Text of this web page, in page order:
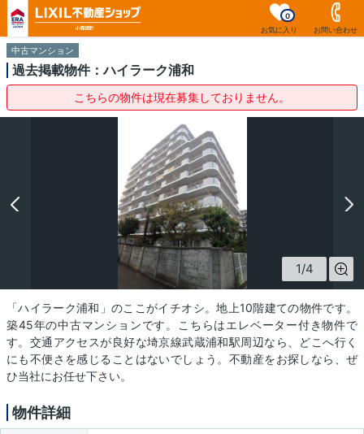
お気に入り
0
お問い合わせ
中古マンション
過去掲載物件：ハイラーク浦和
こちらの物件は現在募集しておりません。
1/4
「ハイラーク浦和」のここがイチオシ。地上10階建ての物件です。
築45年の中古マンションです。こちらはエレベーター付き物件で
す。交通アクセスが良好な埼京線武蔵浦和駅周辺なら、どこへ行く
にも不便さを感じることはないでしょう。不動産をお探しなら、ぜ
ひ当社にお任せ下さい。
物件詳細